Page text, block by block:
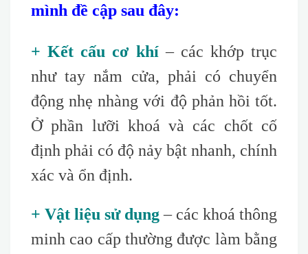
mình đề cập sau đây:
+ Kết cấu cơ khí– các khớp trục
như tay nắm cửa, phải có chuyển
động nhẹ nhàng với độ phản hồi tốt.
Ở phần lưỡi khoá và các chốt cố
định phải có độ nảy bật nhanh, chính
xác và ổn định.
+ Vật liệu sử dụng– các khoá thông
minh cao cấp thường được làm bằng